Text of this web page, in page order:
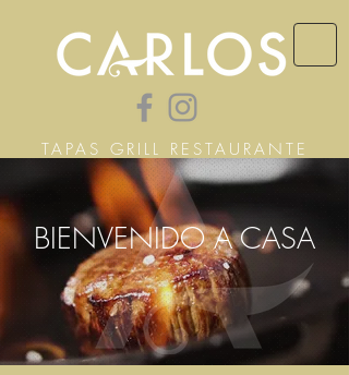
TAPAS GRILL RESTAURANTE
CUBANO
BIENVENIDO A CASA